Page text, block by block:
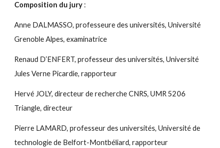
Composition du jury :
Anne DALMASSO, professeure des universités, Université
Grenoble Alpes, examinatrice
Renaud D’ENFERT, professeur des universités, Université
Jules Verne Picardie, rapporteur
Hervé JOLY, directeur de recherche CNRS, UMR 5206
Triangle, directeur
Pierre LAMARD, professeur des universités, Université de
technologie de Belfort-Montbéliard, rapporteur